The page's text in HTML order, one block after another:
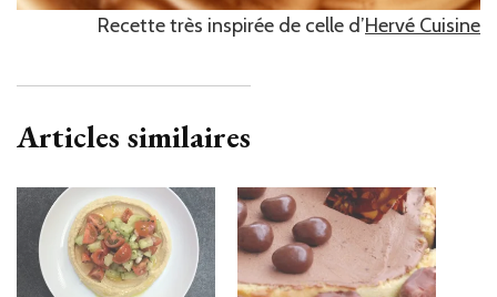
Recette très inspirée de celle d’Hervé Cuisine
Articles similaires